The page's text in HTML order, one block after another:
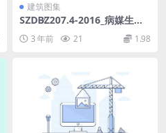
建筑图集
SZDB∕Z207.4-2016_病媒生物
预防控制技术规范_第4部分：
蜚蠊.pdf
3 年前 21 1.98